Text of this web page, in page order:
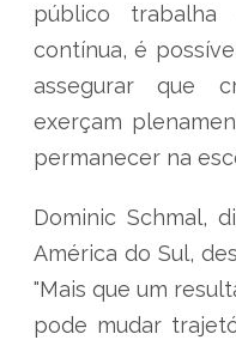
público
contínua, é
assegurar que
exerçam
permanecer na
Dominic Schmal,
América do Sul,
"Mais que um
pode mudar